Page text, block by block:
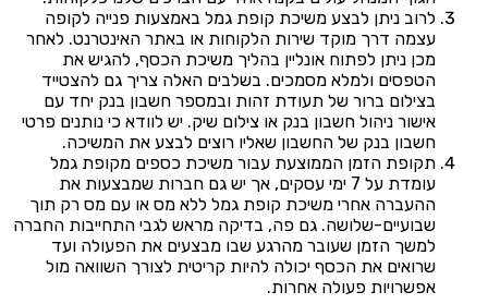
לרוב ניתן לבצע משיכת קופת גמל באמצעות פנייה לקופה
עצמה דרך מוקד שירות הלקוחות או באתר האינטרנט. לאחר
מכן ניתן לפתוח אונליין בהליך משיכת הכסף, להגיש את
הטפסים ולמלא מסמכים. בשלבים האלה צריך גם להצטייד
בצילום ברור של תעודת זהות ובמספר חשבון בנק יחד עם
אישור ניהול חשבון בנק או צילום שיק. יש לוודא כי נותנים פרטי
חשבון בנק של החשבון שאליו רוצים לבצע את המשיכה.
תקופת הזמן הממוצעת עבור משיכת כספים מקופת גמל
עומדת על 7 ימי עסקים, אך יש גם חברות שמבצעות את
ההעברה אחרי משיכת קופת גמל ללא מס או עם מס רק תוך
שבועיים-שלושה. גם פה, בדיקה מראש לגבי התחייבות החברה
למשך הזמן שעובר מהרגע שבו מבצעים את הפעולה ועד
שרואים את הכסף יכולה להיות קריטית לצורך השוואה מול
אפשרויות פעולה אחרות.